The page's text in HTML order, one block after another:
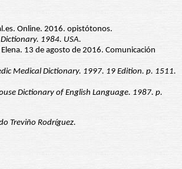
Online. 2016. opistótonos.
1984. USA.
13 de agosto de 2016. Comunicación
Medical Dictionary. 1997. 19 Edition. p. 1511.
Dictionary of English Language. 1987. p.
Treviño Rodríguez.